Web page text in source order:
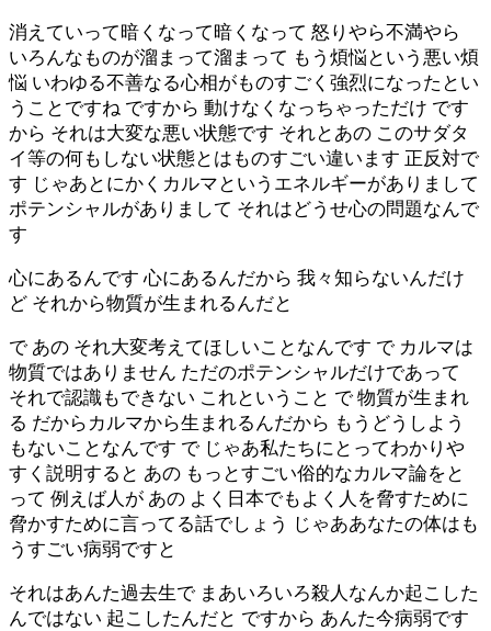
消えていって暗くなって暗くなって 怒りやら不満やら
いろんなものが溜まって溜まって もう煩悩という悪い煩
悩 いわゆる不善なる心相がものすごく強烈になったとい
うことですね ですから 動けなくなっちゃっただけ です
から それは大変な悪い状態です それとあの このサダタ
イ等の何もしない状態とはものすごい違います 正反対で
す じゃあとにかくカルマというエネルギーがありまして
ポテンシャルがありまして それはどうせ心の問題なんで
す
心にあるんです 心にあるんだから 我々知らないんだけ
ど それから物質が生まれるんだと
で あの それ大変考えてほしいことなんです で カルマは
物質ではありません ただのポテンシャルだけであって
それで認識もできない これということ で 物質が生まれ
る だからカルマから生まれるんだから もうどうしよう
もないことなんです で じゃあ私たちにとってわかりや
すく説明すると あの もっとすごい俗的なカルマ論をと
って 例えば人が あの よく日本でもよく人を脅すために
脅かすために言ってる話でしょう じゃああなたの体はも
うすごい病弱ですと
それはあんた過去生で まあいろいろ殺人なんか起こした
んではない 起こしたんだと ですから あんた今病弱です